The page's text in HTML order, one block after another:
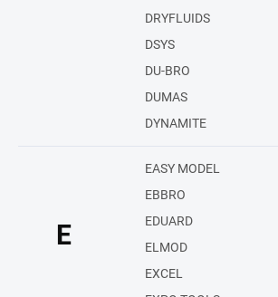
DRYFLUIDS
DSYS
DU-BRO
DUMAS
DYNAMITE
E
EASY MODEL
EBBRO
EDUARD
ELMOD
EXCEL